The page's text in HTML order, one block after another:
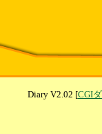
Diary V2.02 [CGI